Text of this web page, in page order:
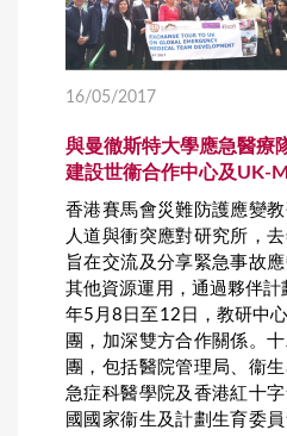
16/05/2017
與曼徹斯特大學應急醫療
建設世衞合作中心及UK-
香港賽馬會災難防護應變
人道與衝突應對研究所，
旨在交流及分享緊急事故
其他資源運用，通過夥伴
年5月8日至12日，教研中
團，加深雙方合作關係。
團，包括醫院管理局、衞
急症科醫學院及香港紅十
國國家衞生及計劃生育委